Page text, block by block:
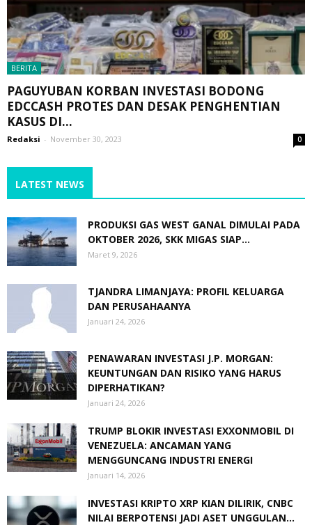
BERITA
PAGUYUBAN KORBAN INVESTASI BODONG
EDCCASH PROTES DAN DESAK PENGHENTIAN
KASUS DI...
Redaksi - November 30, 2023 0
LATEST NEWS
PRODUKSI GAS WEST GANAL DIMULAI PADA
OKTOBER 2026, SKK MIGAS SIAP...
Maret 9, 2026
TJANDRA LIMANJAYA: PROFIL KELUARGA
DAN PERUSAHAANYA
Januari 24, 2026
PENAWARAN INVESTASI J.P. MORGAN:
KEUNTUNGAN DAN RISIKO YANG HARUS
DIPERHATIKAN?
Januari 24, 2026
TRUMP BLOKIR INVESTASI EXXONMOBIL DI
VENEZUELA: ANCAMAN YANG
MENGGUNCANG INDUSTRI ENERGI
Januari 14, 2026
INVESTASI KRIPTO XRP KIAN DILIRIK, CNBC
NILAI BERPOTENSI JADI ASET UNGGULAN...